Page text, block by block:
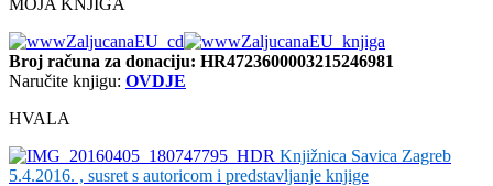
Broj računa za donaciju: HR4723600003215246981
Naručite knjigu: OVDJE
HVALA
Knjižnica Savica Zagreb
5.4.2016. , susret s autoricom i predstavljanje knjige